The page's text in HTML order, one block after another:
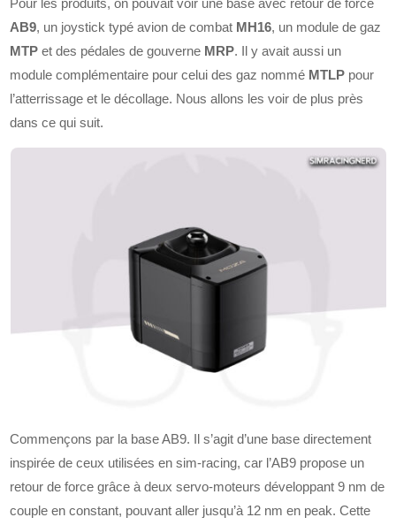
AB9, un joystick typé avion de combat MH16, un module de gaz
MTP et des pédales de gouverne MRP. Il y avait aussi un
module complémentaire pour celui des gaz nommé MTLP pour
l’atterrissage et le décollage. Nous allons les voir de plus près
dans ce qui suit.
Commençons par la base AB9. Il s’agit d’une base directement
inspirée de ceux utilisées en sim-racing, car l’AB9 propose un
retour de force grâce à deux servo-moteurs développant 9 nm de
couple en constant, pouvant aller jusqu’à 12 nm en peak. Cette